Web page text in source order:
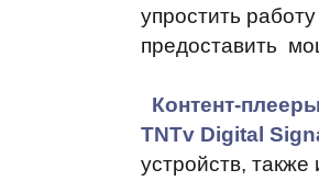
упростить
предоставить
Контент-
TNTv Digital
устройств,